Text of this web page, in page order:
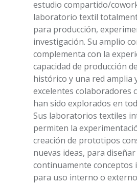
estudio compartido/
laboratorio textil
para producción,
investigación. Su amplio
complementa con la
capacidad de producción
histórico y una red amplia
excelentes colaboradores
han sido explorados en
Sus laboratorios textiles
permiten la
creación de prototipos
nuevas ideas, para
continuamente conceptos
para uso interno o